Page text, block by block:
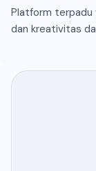
Platform terpadu
dan kreativitas